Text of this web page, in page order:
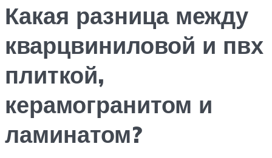
Какая разница между
кварцвиниловой и пвх
плиткой,
керамогранитом и
ламинатом?